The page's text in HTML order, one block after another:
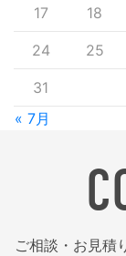
« 7月
17 18
24 25
31
ご相談・お見積